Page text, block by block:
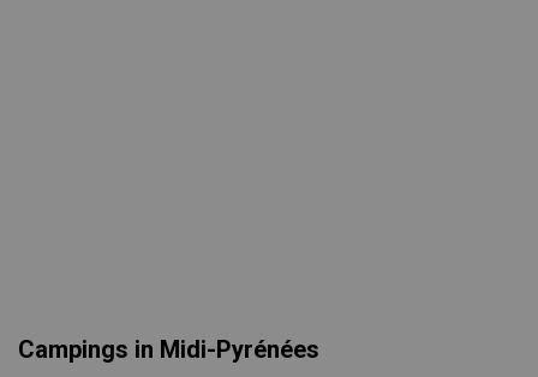
Campings in Midi-Pyrénées